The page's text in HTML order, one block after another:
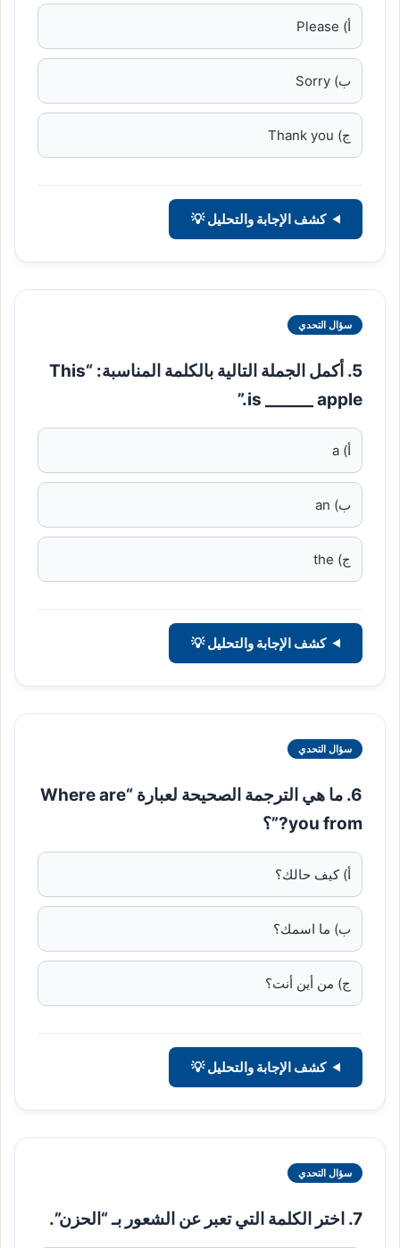
أ) Please
ب) Sorry
ج) Thank you
كشف الإجابة والتحليل 💡
سؤال التحدي
5. أكمل الجملة التالية بالكلمة المناسبة: “This
is ______ apple.”
أ) a
ب) an
ج) the
كشف الإجابة والتحليل 💡
سؤال التحدي
6. ما هي الترجمة الصحيحة لعبارة “Where are
you from?”؟
أ) كيف حالك؟
ب) ما اسمك؟
ج) من أين أنت؟
كشف الإجابة والتحليل 💡
سؤال التحدي
7. اختر الكلمة التي تعبر عن الشعور بـ “الحزن”.